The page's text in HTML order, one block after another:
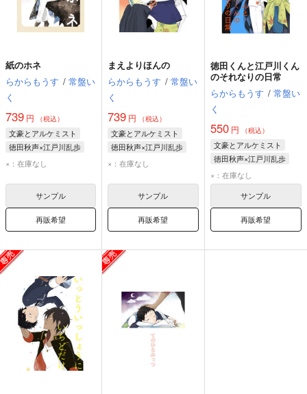
紙のホネ
らからもうす / 常盤い
く
739 円 （税込）
文豪とアルケミスト
徳田秋声×江戸川乱歩
江戸川乱歩
×：在庫なし
サンプル
再販希望
まえよりほんの
らからもうす / 常盤い
く
739 円 （税込）
文豪とアルケミスト
徳田秋声×江戸川乱歩
江戸川乱歩
×：在庫なし
サンプル
再販希望
徳田くんと江戸川くん
のそれなりの日常
らからもうす / 常盤い
く
550円 （税込）
文豪とアルケミスト
徳田秋声×江戸川乱歩
江戸川乱歩
×：在庫なし
サンプル
再販希望